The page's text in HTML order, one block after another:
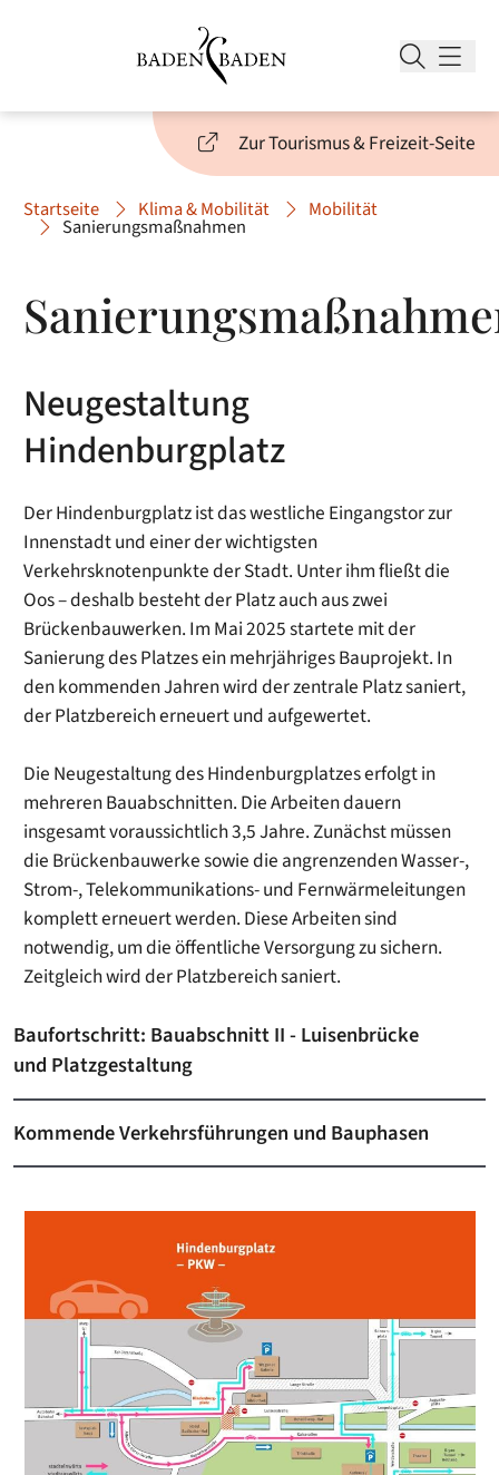
Zur Tourismus & Freizeit-Seite
Startseite Klima & Mobilität Mobilität
Sanierungsmaßnahmen
Neugestaltung
Hindenburgplatz
Der Hindenburgplatz ist das westliche Eingangstor zur
Innenstadt und einer der wichtigsten
Verkehrsknotenpunkte der Stadt. Unter ihm fließt die
Oos – deshalb besteht der Platz auch aus zwei
Brückenbauwerken. Im Mai 2025 startete mit der
Sanierung des Platzes ein mehrjähriges Bauprojekt. In
den kommenden Jahren wird der zentrale Platz saniert,
der Platzbereich erneuert und aufgewertet.
Die Neugestaltung des Hindenburgplatzes erfolgt in
mehreren Bauabschnitten. Die Arbeiten dauern
insgesamt voraussichtlich 3,5 Jahre. Zunächst müssen
die Brückenbauwerke sowie die angrenzenden Wasser-,
Strom-, Telekommunikations- und Fernwärmeleitungen
komplett erneuert werden. Diese Arbeiten sind
notwendig, um die öffentliche Versorgung zu sichern.
Zeitgleich wird der Platzbereich saniert.
Baufortschritt: Bauabschnitt II - Luisenbrücke
und Platzgestaltung
Kommende Verkehrsführungen und Bauphasen